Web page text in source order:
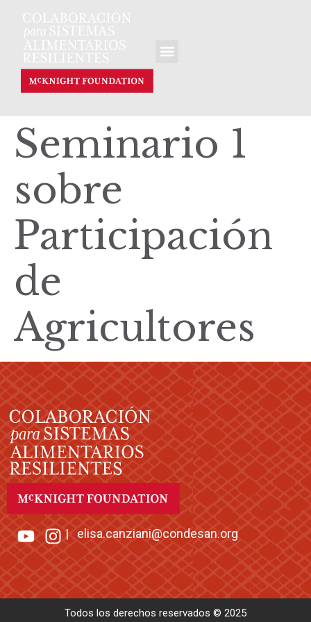
Seminario 1
sobre
Participación
de
Agricultores
|elisa.canziani@condesan.org
Todos los derechos reservados © 2025